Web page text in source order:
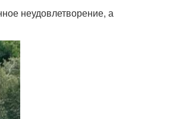
неудовлетворение, а